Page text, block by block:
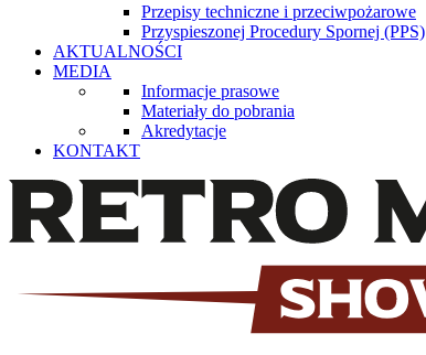
Przepisy techniczne i przeciwpożarowe
Przyspieszonej Procedury Spornej (PPS)
AKTUALNOŚCI
MEDIA
Informacje prasowe
Materiały do pobrania
Akredytacje
KONTAKT